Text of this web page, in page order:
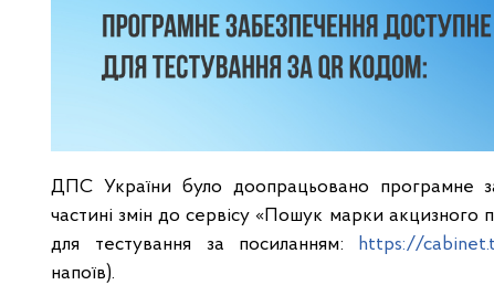
ДПС України було доопрацьовано програмне
частині змін до сервісу «Пошук марки
для тестування за посиланням:
https://
напоїв).